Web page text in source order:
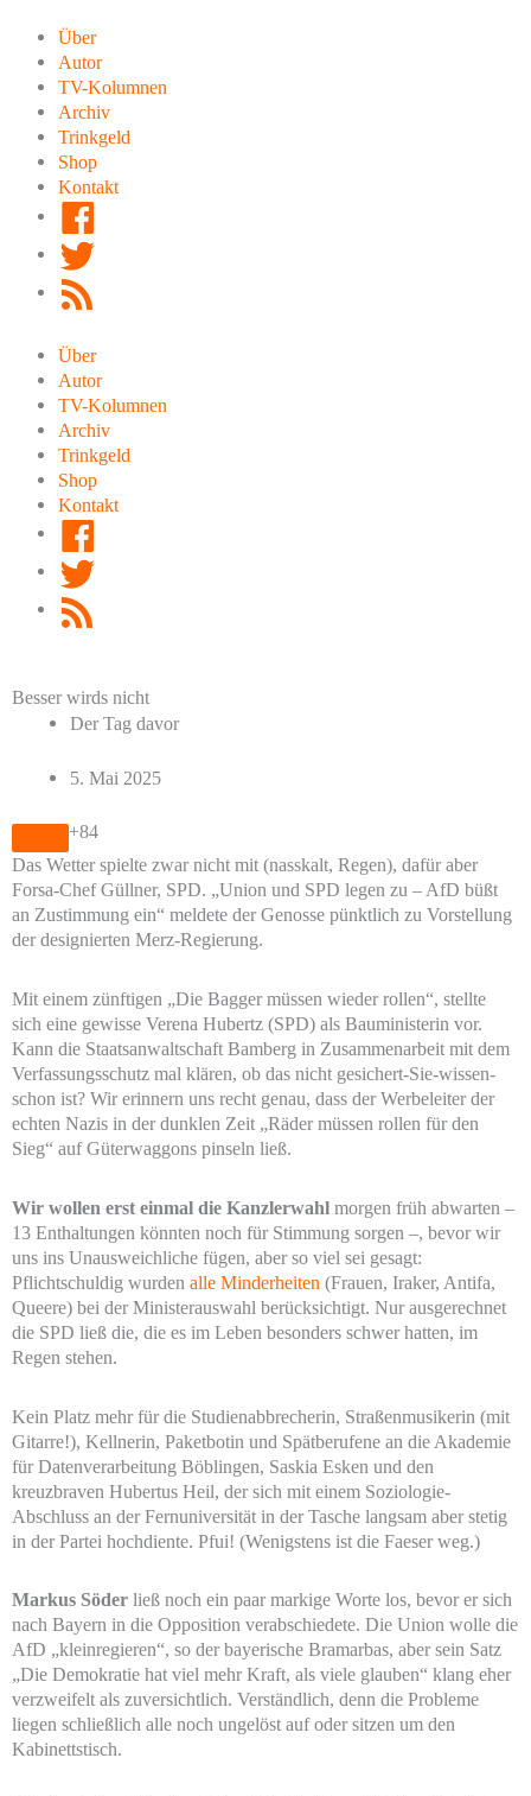
Inhalt
springen
Über
Autor
TV-Kolumnen
Archiv
Trinkgeld
Shop
Kontakt
Über
Autor
TV-Kolumnen
Archiv
Trinkgeld
Shop
Kontakt
Besser wirds nicht
Der Tag davor
5. Mai 2025
+84
Das Wetter spielte zwar nicht mit (nasskalt, Regen), dafür aber
Forsa-Chef Güllner, SPD. „Union und SPD legen zu – AfD büßt
an Zustimmung ein“ meldete der Genosse pünktlich zu Vorstellung
der designierten Merz-Regierung.
Mit einem zünftigen „Die Bagger müssen wieder rollen“, stellte
sich eine gewisse Verena Hubertz (SPD) als Bauministerin vor.
Kann die Staatsanwaltschaft Bamberg in Zusammenarbeit mit dem
Verfassungsschutz mal klären, ob das nicht gesichert-Sie-wissen-
schon ist? Wir erinnern uns recht genau, dass der Werbeleiter der
echten Nazis in der dunklen Zeit „Räder müssen rollen für den
Sieg“ auf Güterwaggons pinseln ließ.
Wir wollen erst einmal die Kanzlerwahl morgen früh abwarten –
13 Enthaltungen könnten noch für Stimmung sorgen –, bevor wir
uns ins Unausweichliche fügen, aber so viel sei gesagt:
Pflichtschuldig wurden alle Minderheiten (Frauen, Iraker, Antifa,
Queere) bei der Ministerauswahl berücksichtigt. Nur ausgerechnet
die SPD ließ die, die es im Leben besonders schwer hatten, im
Regen stehen.
Kein Platz mehr für die Studienabbrecherin, Straßenmusikerin (mit
Gitarre!), Kellnerin, Paketbotin und Spätberufene an die Akademie
für Datenverarbeitung Böblingen, Saskia Esken und den
kreuzbraven Hubertus Heil, der sich mit einem Soziologie-
Abschluss an der Fernuniversität in der Tasche langsam aber stetig
in der Partei hochdiente. Pfui! (Wenigstens ist die Faeser weg.)
Markus Söder ließ noch ein paar markige Worte los, bevor er sich
nach Bayern in die Opposition verabschiedete. Die Union wolle die
AfD „kleinregieren“, so der bayerische Bramarbas, aber sein Satz
„Die Demokratie hat viel mehr Kraft, als viele glauben“ klang eher
verzweifelt als zuversichtlich. Verständlich, denn die Probleme
liegen schließlich alle noch ungelöst auf oder sitzen um den
Kabinettstisch.